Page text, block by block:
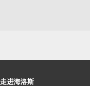
走进海洛斯